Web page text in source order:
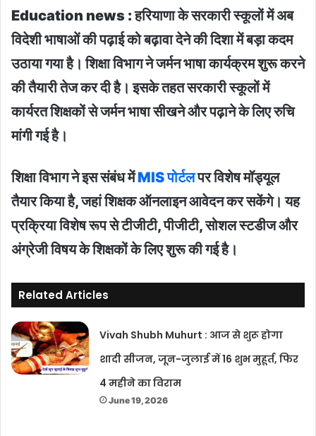
Education news : हरियाणा के सरकारी स्कूलों में अब
विदेशी भाषाओं की पढ़ाई को बढ़ावा देने की दिशा में बड़ा कदम
उठाया गया है। शिक्षा विभाग ने जर्मन भाषा कार्यक्रम शुरू करने
की तैयारी तेज कर दी है। इसके तहत सरकारी स्कूलों में
कार्यरत शिक्षकों से जर्मन भाषा सीखने और पढ़ाने के लिए रुचि
मांगी गई है।
शिक्षा विभाग ने इस संबंध मेंMIS पोर्टलपर विशेष मॉड्यूल
तैयार किया है, जहां शिक्षक ऑनलाइन आवेदन कर सकेंगे। यह
प्रक्रिया विशेष रूप से टीजीटी, पीजीटी, सोशल स्टडीज और
अंग्रेजी विषय के शिक्षकों के लिए शुरू की गई है।
Related Articles
Vivah Shubh Muhurt : आज से शुरू होगा
शादी सीजन, जून-जुलाई में 16 शुभ मुहूर्त, फिर
4 महीने का विराम
June 19, 2026